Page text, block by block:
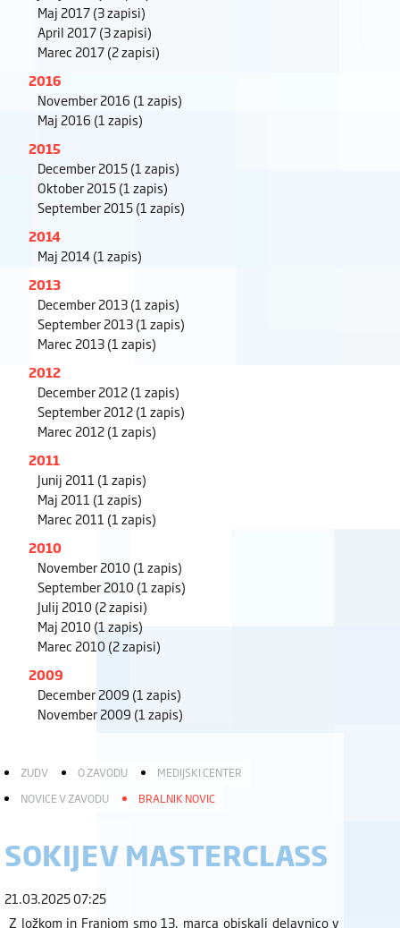
Maj 2017(3 zapisi)
April 2017(3 zapisi)
Marec 2017(2 zapisi)
2016
November 2016 (1 zapis)
Maj 2016 (1 zapis)
2015
December 2015(1 zapis)
Oktober 2015(1 zapis)
September 2015(1 zapis)
2014
Maj 2014(1 zapis)
2013
December 2013(1 zapis)
September 2013(1 zapis)
Marec 2013(1 zapis)
2012
December 2012(1 zapis)
September 2012(1 zapis)
Marec 2012(1 zapis)
2011
Junij 2011 (1 zapis)
Maj 2011 (1 zapis)
Marec 2011 (1 zapis)
2010
November 2010(1 zapis)
September 2010(1 zapis)
Julij 2010(2 zapisi)
Maj 2010(1 zapis)
Marec 2010(2 zapisi)
2009
December 2009 (1 zapis)
November 2009 (1 zapis)
ZUDV O ZAVODU
MEDIJSKI CENTER
NOVICE V ZAVODU
BRALNIK NOVIC
SOKIJEV MASTERCLASS
21.03.2025 07:25
Z Jožkom in Franjom smo 13. marca obiskali delavnico v